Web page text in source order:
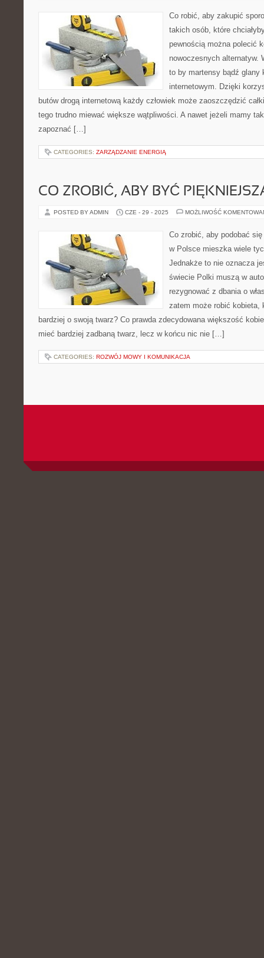
Co robić, aby zakupić
takich osób, które
pewnością można polecić
nowoczesnych alternatyw.
to by martensy bądź glany
internetowym. Dzięki
butów drogą internetową każdy człowiek może zaoszczędzić
tego trudno miewać większe wątpliwości. A nawet jeżeli mamy
zapoznać […]
CATEGORIES: ZARZĄDZANIE ENERGIĄ
CO ZROBIĆ, ABY BYĆ
POSTED BY ADMIN CZE - 29 - 2025 MOŻLIWOŚĆ
Co zrobić, aby podobać
w Polsce mieszka wiele
Jednakże to nie oznacza
świecie Polki muszą w
rezygnować z dbania o
zatem może robić kobieta,
bardziej o swoją twarz? Co prawda zdecydowana większość
mieć bardziej zadbaną twarz, lecz w końcu nic nie […]
CATEGORIES: ROZWÓJ MOWY I KOMUNIKACJA